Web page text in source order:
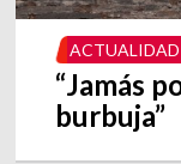
ACTUALIDAD
“Jamás
burbuja”